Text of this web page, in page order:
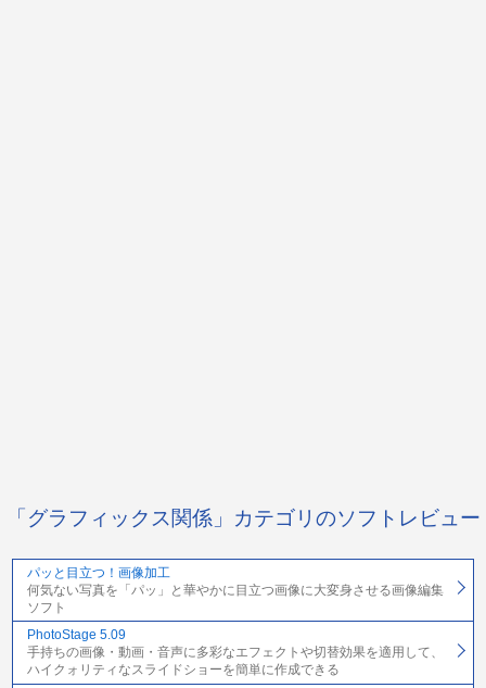
「グラフィックス関係」カテゴリのソフトレビュー
パッと目立つ！画像加工
何気ない写真を「パッ」と華やかに目立つ画像に大変身させる画像編集
ソフト
PhotoStage 5.09
手持ちの画像・動画・音声に多彩なエフェクトや切替効果を適用して、
ハイクォリティなスライドショーを簡単に作成できる